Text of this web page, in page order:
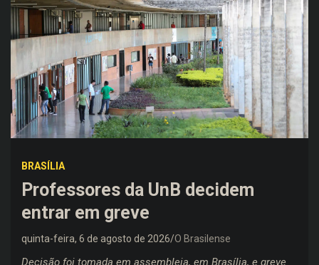
BRASÍLIA
Professores da UnB decidem
entrar em greve
quinta-feira, 6 de agosto de 2026 O Brasilense
Decisão foi tomada em assembleia, em Brasília, e greve